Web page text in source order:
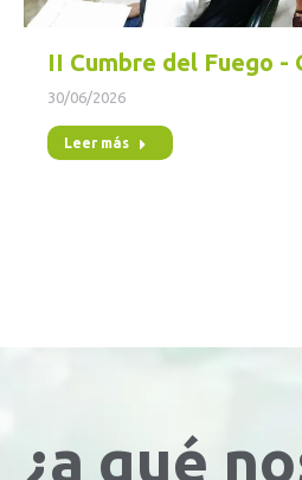
II Cumbre del Fuego -
30/06/2026
Leer más
¿a qué